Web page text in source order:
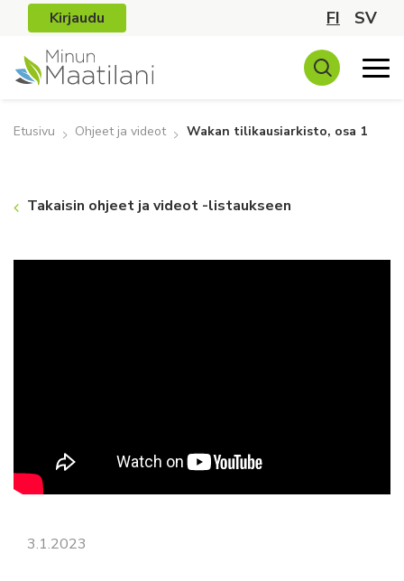
Kirjaudu FI SV
Etusivu Ohjeet ja videot Wakan tilikausiarkisto, osa 1
Takaisin ohjeet ja videot -listaukseen
3.1.2023